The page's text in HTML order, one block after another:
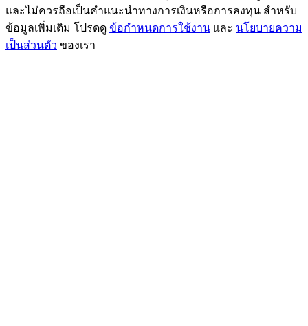
รับรางวัลและสิทธิพิเศษสุดพิเศษ
ศูนย์รางวัล
และไม่ควรถือเป็นคำแนะนำทางการเงินหรือการลงทุน สำหรับ
ข้อมูลเพิ่มเติม โปรดดู ข้อกำหนดการใช้งาน และ นโยบายความ
เป็นส่วนตัว ของเรา